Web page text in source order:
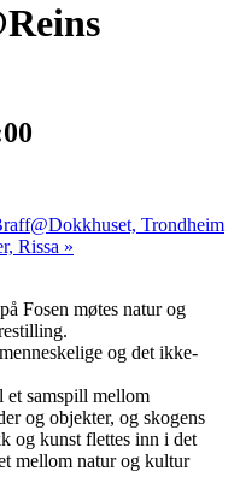
Trondheim
Rissa »
Fosen møtes natur og
og det ikke-
et samspill mellom
og objekter, og skogens
og kunst flettes inn i det
mellom natur og kultur